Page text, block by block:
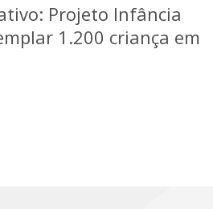
Projeto Infância
1.200 criança em